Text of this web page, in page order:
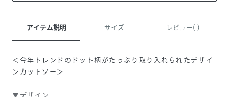
アイテム説明 サイズ レビュー(-)
＜今年トレンドのドット柄がたっぷり取り入れられたデザイ
ンカットソー＞
▼デザイン